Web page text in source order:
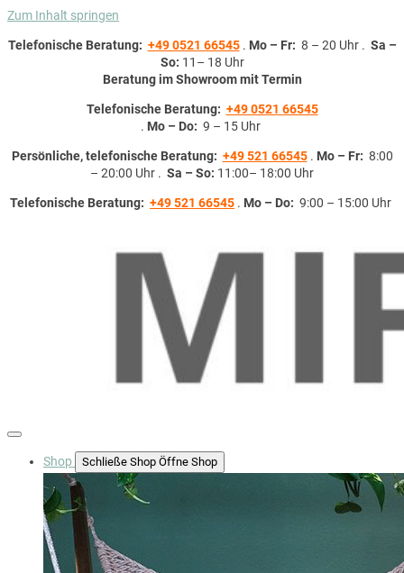
Zum Inhalt springen
Telefonische Beratung: +49 0521 66545. Mo – Fr: 8 – 20 Uhr . Sa –
So: 11– 18 Uhr
Beratung im Showroom mit Termin
Telefonische Beratung: +49 0521 66545
. Mo – Do: 9 – 15 Uhr
Persönliche, telefonische Beratung: +49 521 66545. Mo – Fr: 8:00
– 20:00 Uhr . Sa – So: 11:00– 18:00 Uhr
Telefonische Beratung: +49 521 66545 . Mo – Do: 9:00 – 15:00 Uhr
Shop Schließe Shop Öffne Shop